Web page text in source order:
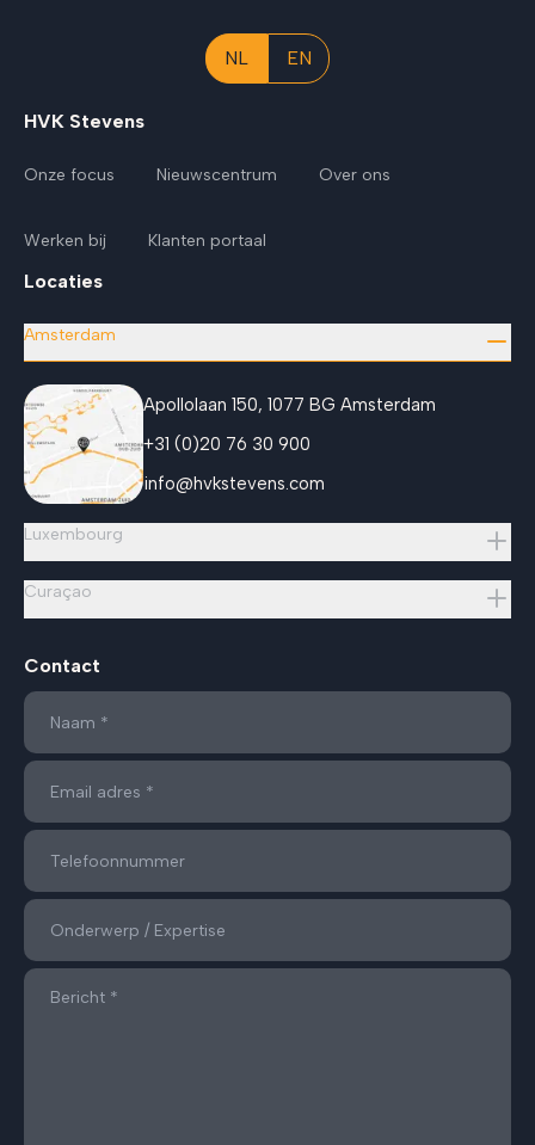
NL EN
HVK Stevens
Onze focus Nieuwscentrum Over ons
Werken bij Klanten portaal
Locaties
Amsterdam
Apollolaan 150, 1077 BG Amsterdam
+31 (0)20 76 30 900
info@hvkstevens.com
Luxembourg
Curaçao
Contact